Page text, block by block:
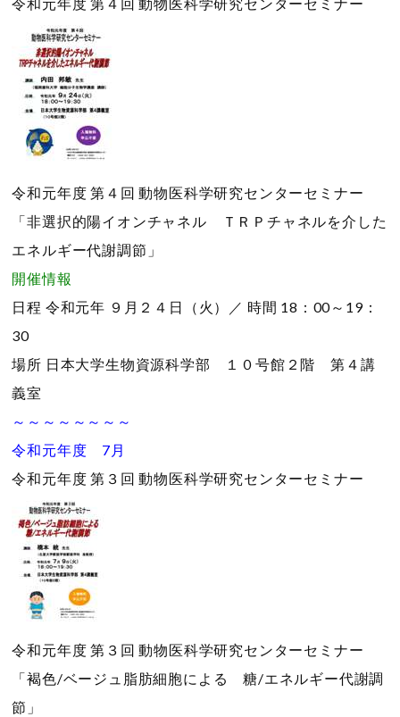
令和元年度 第４回 動物医科学研究センターセミナー
「非選択的陽イオンチャネル ＴＲＰチャネルを介した
エネルギー代謝調節」
開催情報
日程 令和元年 ９月２４日（火）／ 時間 18：00～19：
30
場所 日本大学生物資源科学部 １０号館２階 第４講
義室
～～～～～～～～
令和元年度 7月
令和元年度 第３回 動物医科学研究センターセミナー
令和元年度 第３回 動物医科学研究センターセミナー
「褐色/ベージュ脂肪細胞による 糖/エネルギー代謝調
節」